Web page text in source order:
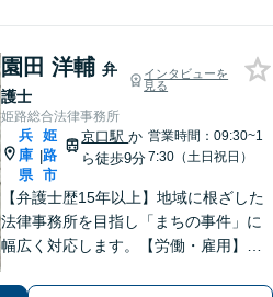
園田 洋輔 弁
護士
インタビューを
見る
姫路総合法律事務所
兵
庫
県
|
姫
路
市
京口駅か
ら徒歩9分
営業時間：09:30~1
7:30（土日祝日）
【弁護士歴15年以上】地域に根ざした
法律事務所を目指し「まちの事件」に
幅広く対応します。【労働・雇用】残